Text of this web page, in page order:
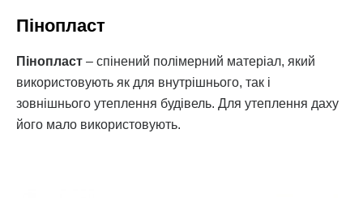
Пінопласт
Пінопласт – спінений полімерний матеріал, який
використовують як для внутрішнього, так і
зовнішнього утеплення будівель. Для утеплення даху
його мало використовують.